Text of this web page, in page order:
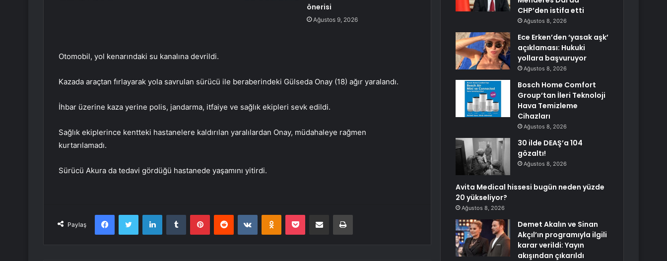
önerisi
Ağustos 9, 2026
Otomobil, yol kenarındaki su kanalına devrildi.
Kazada araçtan fırlayarak yola savrulan sürücü ile beraberindeki Gülseda Onay (18) ağır yaralandı.
İhbar üzerine kaza yerine polis, jandarma, itfaiye ve sağlık ekipleri sevk edildi.
Sağlık ekiplerince kentteki hastanelere kaldırılan yaralılardan Onay, müdahaleye rağmen
kurtarılamadı.
Sürücü Akura da tedavi gördüğü hastanede yaşamını yitirdi.
Paylaş
FacebookTwitter LinkedInTumblr PinterestReddit VKontakteOdnoklassniki
Pocket E-Posta ile paylaş Yazdır
CHP’den istifa etti
Ağustos 8, 2026
Ece Erken’den ‘yasak aşk’
açıklaması: Hukuki
yollara başvuruyor
Ağustos 8, 2026
Bosch Home Comfort
Group’tan İleri Teknoloji
Hava Temizleme
Cihazları
Ağustos 8, 2026
30 ilde DEAŞ’a 104
gözaltı!
Ağustos 8, 2026
Avita Medical hissesi bugün neden yüzde
20 yükseliyor?
Ağustos 8, 2026
Demet Akalın ve Sinan
Akçıl’ın programıyla ilgili
karar verildi: Yayın
akışından çıkarıldı